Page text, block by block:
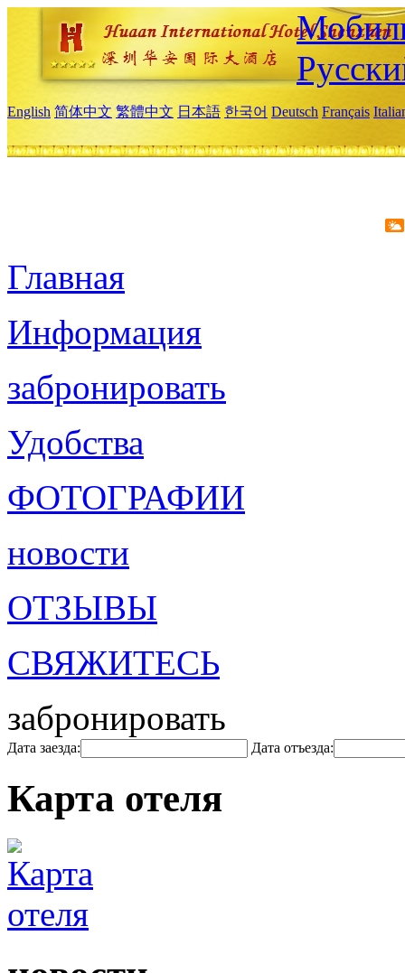
English 简体中文 繁體中文 日本語 한국어 Deutsch Français
Главная
Информация
забронировать
Удобства
ФОТОГРАФИИ
новости
ОТЗЫВЫ
СВЯЖИТЕСЬ
забронировать
Дата заезда: Дата отъезда:
Карта отеля